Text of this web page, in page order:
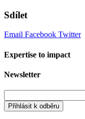
Sdílet
Email Facebook Twitter
Expertise to impact
Newsletter
Přihlásit k odběru